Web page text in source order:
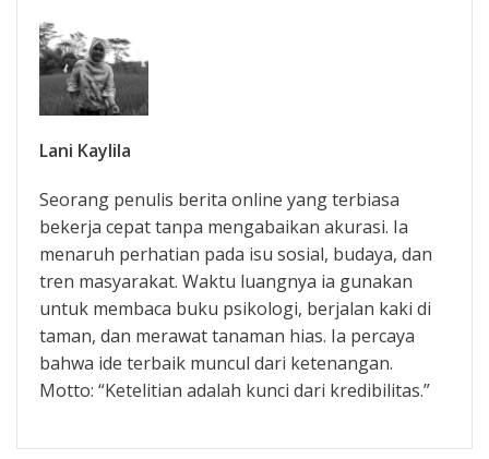
Lani Kaylila
Seorang penulis berita online yang terbiasa
bekerja cepat tanpa mengabaikan akurasi. Ia
menaruh perhatian pada isu sosial, budaya, dan
tren masyarakat. Waktu luangnya ia gunakan
untuk membaca buku psikologi, berjalan kaki di
taman, dan merawat tanaman hias. Ia percaya
bahwa ide terbaik muncul dari ketenangan.
Motto: “Ketelitian adalah kunci dari kredibilitas.”